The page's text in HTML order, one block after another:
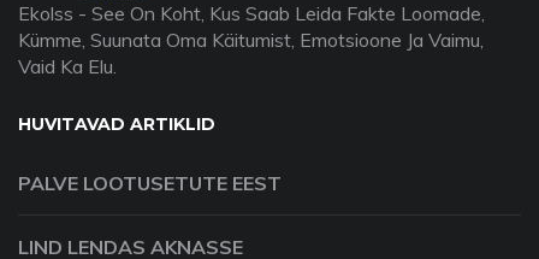
Ekolss - See On Koht, Kus Saab Leida Fakte Loomade,
Kümme, Suunata Oma Käitumist, Emotsioone Ja Vaimu,
Vaid Ka Elu.
HUVITAVAD ARTIKLID
PALVE LOOTUSETUTE EEST
LIND LENDAS AKNASSE